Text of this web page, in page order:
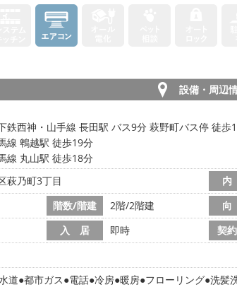
設備・周辺
鉄西神・山手線 長田駅 バス9分 萩野町バス停 徒歩
線 鵯越駅 徒歩19分
線 丸山駅 徒歩18分
萩乃町3丁目
階数/階建 2階/2階建
入 居 即時 契
道 都市ガス 電話 冷房 暖房 フローリング 洗髪